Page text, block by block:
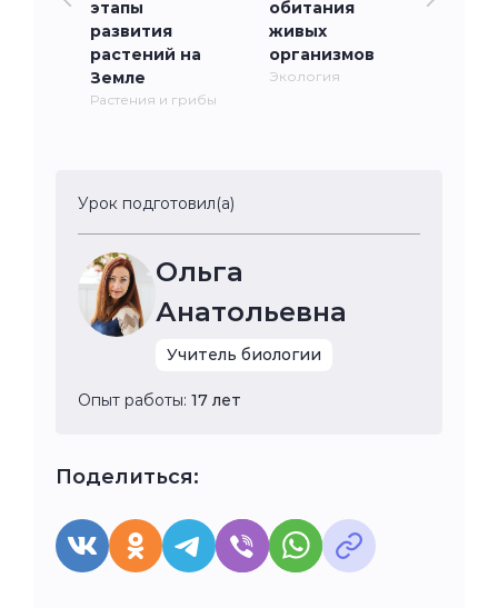
этапы
развития
растений на
Земле
Растения и грибы
обитания
живых
организмов
Экология
Урок подготовил(а)
Ольга
Анатольевна
Учитель биологии
Опыт работы: 17 лет
Поделиться: